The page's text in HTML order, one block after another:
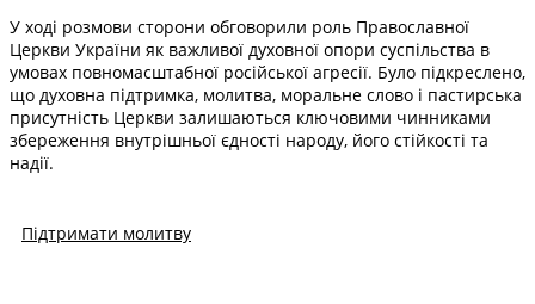
У ході розмови сторони обговорили роль Православної
Церкви України як важливої духовної опори суспільства в
умовах повномасштабної російської агресії. Було підкреслено,
що духовна підтримка, молитва, моральне слово і пастирська
присутність Церкви залишаються ключовими чинниками
збереження внутрішньої єдності народу, його стійкості та
надії.
Підтримати молитву